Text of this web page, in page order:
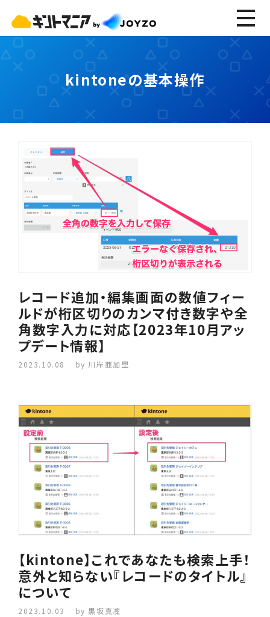
kintoneの基本操作
レコード追加・編集画面の数値フィー
ルドが桁区切りのカンマ付き数字や全
角数字入力に対応【2023年10月アッ
プデート情報】
2023.10.08 by 川岸亜加里
【kintone】これであなたも検索上手！
意外と知らない『レコードのタイトル』
について
2023.10.03 by 黒坂真凜